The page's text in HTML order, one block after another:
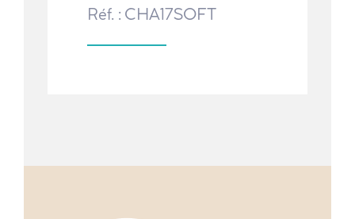
Réf. : CHA17SOFT